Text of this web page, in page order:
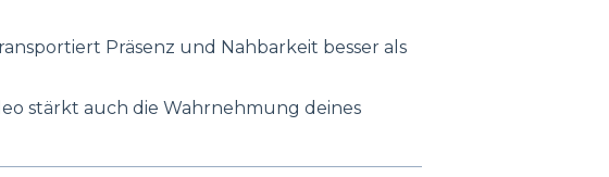
Präsenz und Nahbarkeit besser als
stärkt auch die Wahrnehmung deines